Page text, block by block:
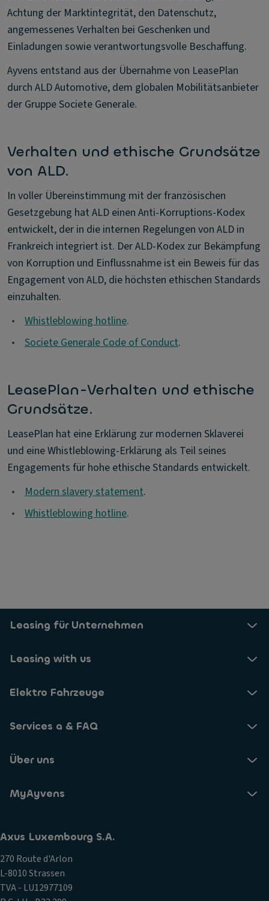
Achtung der Marktintegrität, den Datenschutz,
angemessenes Verhalten bei Geschenken und
Einladungen sowie verantwortungsvolle Beschaffung.
Ayvens entstand aus der Übernahme von LeasePlan
durch ALD Automotive, dem globalen Mobilitätsanbieter
der Gruppe Societe Generale.
Verhalten und ethische Grundsätze
von ALD.
In voller Übereinstimmung mit der französischen
Gesetzgebung hat ALD einen Anti-Korruptions-Kodex
entwickelt, der in die internen Regelungen von ALD in
Frankreich integriert ist. Der ALD-Kodex zur Bekämpfung
von Korruption und Einflussnahme ist ein Beweis für das
Engagement von ALD, die höchsten ethischen Standards
einzuhalten.
•
Whistleblowing hotline.
•
Societe Generale Code of Conduct.
LeasePlan-Verhalten und ethische
Grundsätze.
LeasePlan hat eine Erklärung zur modernen Sklaverei
und eine Whistleblowing-Erklärung als Teil seines
Engagements für hohe ethische Standards entwickelt.
•
Modern slavery statement.
•
Whistleblowing hotline.
Leasing für Unternehmen
Leasing with us
Elektro Fahrzeuge
Services a & FAQ
Über uns
MyAyvens
Axus Luxembourg S.A.
270 Route d'Arlon
L-8010 Strassen
TVA - LU12977109